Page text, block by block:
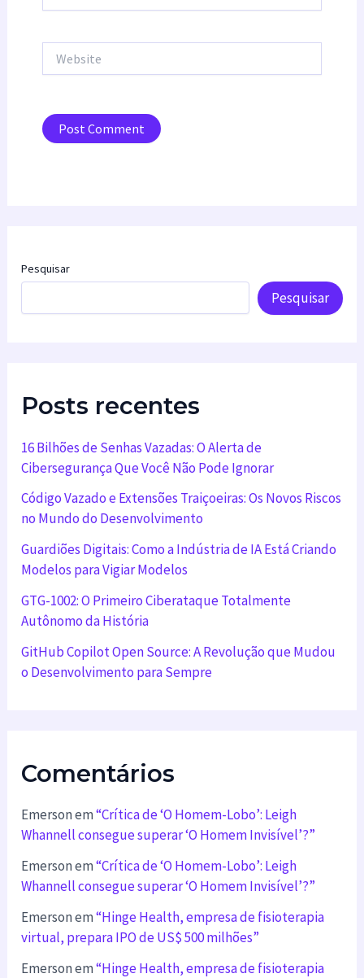
Pesquisar
Pesquisar
Posts recentes
16 Bilhões de Senhas Vazadas: O Alerta de
Cibersegurança Que Você Não Pode Ignorar
Código Vazado e Extensões Traiçoeiras: Os Novos Riscos
no Mundo do Desenvolvimento
Guardiões Digitais: Como a Indústria de IA Está Criando
Modelos para Vigiar Modelos
GTG-1002: O Primeiro Ciberataque Totalmente
Autônomo da História
GitHub Copilot Open Source: A Revolução que Mudou
o Desenvolvimento para Sempre
Comentários
Emersonem“Crítica de ‘O Homem-Lobo’: Leigh
Whannell consegue superar ‘O Homem Invisível’?”
Emersonem“Crítica de ‘O Homem-Lobo’: Leigh
Whannell consegue superar ‘O Homem Invisível’?”
Emersonem“Hinge Health, empresa de fisioterapia
virtual, prepara IPO de US$ 500 milhões”
Emersonem“Hinge Health, empresa de fisioterapia